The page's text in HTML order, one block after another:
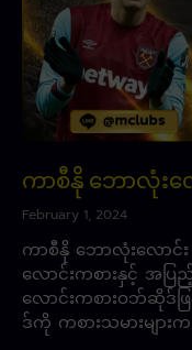
ကာစီနို ဘောလုံးလ
February 1, 2024
ကာစီနို ဘောလုံးလောင်
လောင်းကစားနှင့် အ
လောင်းကစားဝဘ်ဆိုဒ်
ဒ်ကို ကစားသမားများက